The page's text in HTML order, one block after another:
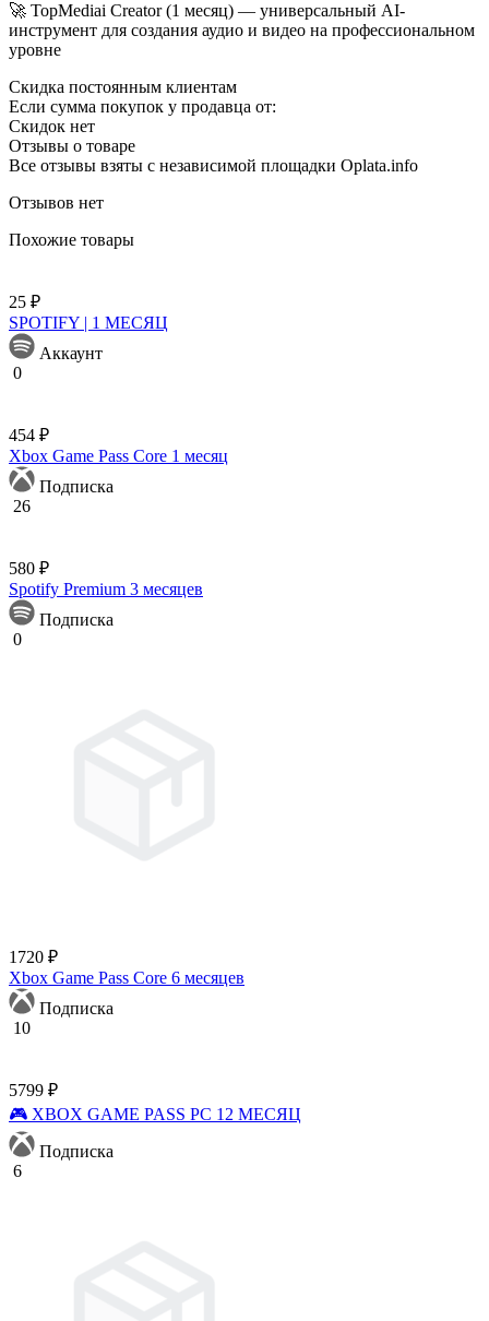
🚀 TopMediai Creator (1 месяц) — универсальный AI-
инструмент для создания аудио и видео на профессиональном
уровне
Скидка постоянным клиентам
Если сумма покупок у продавца от:
Скидок нет
Отзывы о товаре
Все отзывы взяты с независимой площадки Oplata.info
Отзывов нет
Похожие товары
25 ₽
SPOTIFY | 1 МЕСЯЦ
Аккаунт
0
454 ₽
Xbox Game Pass Core 1 месяц
Подписка
26
580 ₽
Spotify Premium 3 месяцев
Подписка
0
1720 ₽
Xbox Game Pass Core 6 месяцев
Подписка
10
5799 ₽
🎮 XBOX GAME PASS PC 12 МЕСЯЦ
Подписка
6